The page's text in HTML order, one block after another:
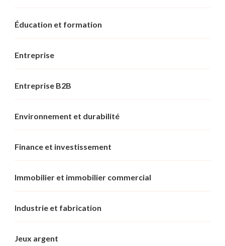
Éducation et formation
Entreprise
Entreprise B2B
Environnement et durabilité
Finance et investissement
Immobilier et immobilier commercial
Industrie et fabrication
Jeux argent